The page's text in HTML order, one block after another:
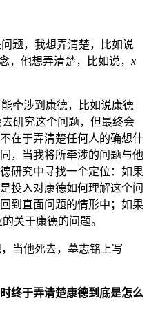
题，我想弄清楚，比如说
，他想弄清楚，比如说， x
牵涉到康德，比如说康德
研究这个问题，但最终会
在于弄清楚任何人的确想什
，当我将所牵涉的问题与他
研究中寻找一个定位：如果
投入对康德如何理解这个问
到直面问题的情形中；如果
关于康德的问题。
当他死去，墓志铭上写
终于弄清楚康德到底是怎么